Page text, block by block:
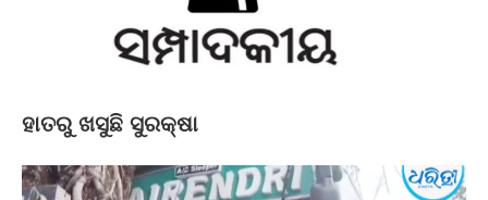
ହାତରୁ ଖସୁଛି ସୁରକ୍ଷା